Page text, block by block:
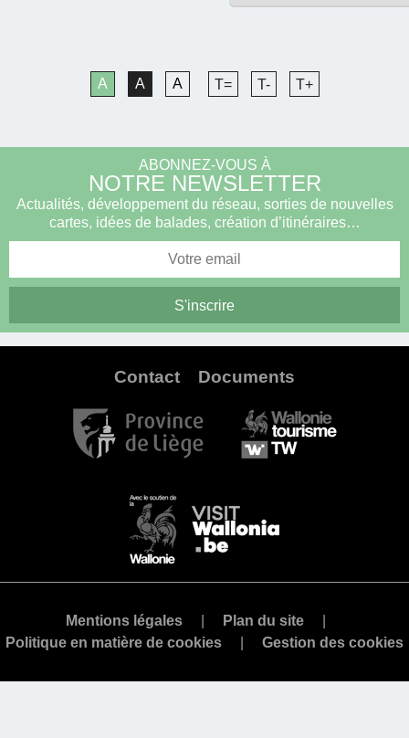
A A A T= T- T+
ABONNEZ-VOUS À
NOTRE NEWSLETTER
Actualités, développement du réseau, sorties de nouvelles
cartes, idées de balades, création d’itinéraires…
Contact Documents
Mentions légales
Plan du site
Politique en matière de cookies
Gestion des cookies